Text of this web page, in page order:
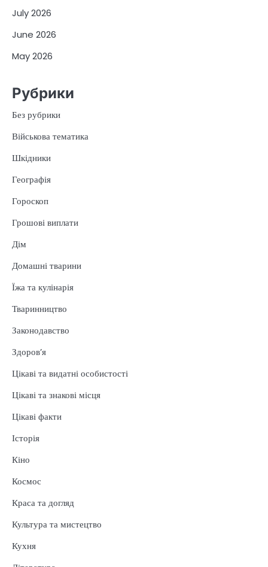
July 2026
June 2026
May 2026
Рубрики
Без рубрики
Військова тематика
Шкідники
Географія
Гороскоп
Грошові виплати
Дім
Домашні тварини
Їжа та кулінарія
Тваринництво
Законодавство
Здоров’я
Цікаві та видатні особистості
Цікаві та знакові місця
Цікаві факти
Історія
Кіно
Космос
Краса та догляд
Культура та мистецтво
Кухня